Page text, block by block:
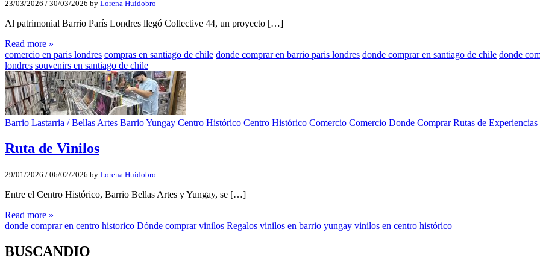
23/03/2026 / 30/03/2026 by Lorena Huidobro
Al patrimonial Barrio París Londres llegó Collective 44, un proyecto […]
Read more »
comercio en paris londres compras en santiago de chile donde comprar en barrio paris londres donde comprar en santiago de chile donde
londres souvenirs en santiago de chile
Barrio Lastarria / Bellas Artes Barrio Yungay Centro Histórico Centro Histórico Comercio Comercio Donde Comprar Rutas de Experiencias
Ruta de Vinilos
29/01/2026 / 06/02/2026 by Lorena Huidobro
Entre el Centro Histórico, Barrio Bellas Artes y Yungay, se […]
Read more »
donde comprar en centro historico Dónde comprar vinilos Regalos vinilos en barrio yungay vinilos en centro histórico
BUSCANDIO